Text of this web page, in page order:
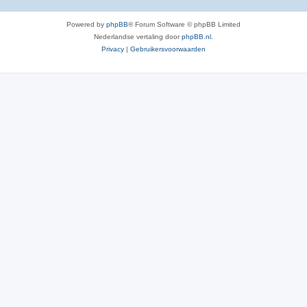
Powered by phpBB® Forum Software © phpBB Limited
Nederlandse vertaling doorphpBB.nl
Privacy | Gebruikersvoorwaarden